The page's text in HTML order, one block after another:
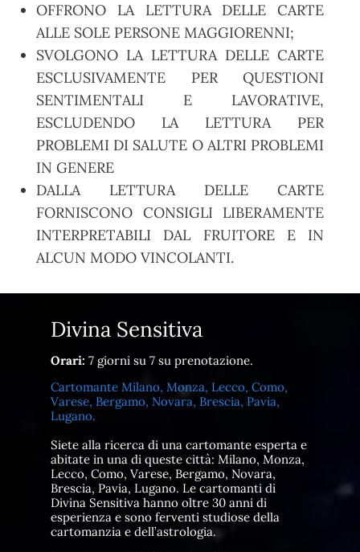
OFFRONO LA LETTURA DELLE CARTE
ALLE SOLE PERSONE MAGGIORENNI;
SVOLGONO LA LETTURA DELLE CARTE
ESCLUSIVAMENTE PER QUESTIONI
SENTIMENTALI E LAVORATIVE,
ESCLUDENDO LA LETTURA PER
PROBLEMI DI SALUTE O ALTRI PROBLEMI
IN GENERE
DALLA LETTURA DELLE CARTE
FORNISCONO CONSIGLI LIBERAMENTE
INTERPRETABILI DAL FRUITORE E IN
ALCUN MODO VINCOLANTI.
Divina Sensitiva
Orari: 7 giorni su 7 su prenotazione.
Cartomante Milano, Monza, Lecco, Como,
Varese, Bergamo, Novara, Brescia, Pavia,
Lugano.
Siete alla ricerca di una cartomante esperta e
abitate in una di queste città: Milano, Monza,
Lecco, Como, Varese, Bergamo, Novara,
Brescia, Pavia, Lugano. Le cartomanti di
Divina Sensitiva hanno oltre 30 anni di
esperienza e sono ferventi studiose della
cartomanzia e dell’astrologia.